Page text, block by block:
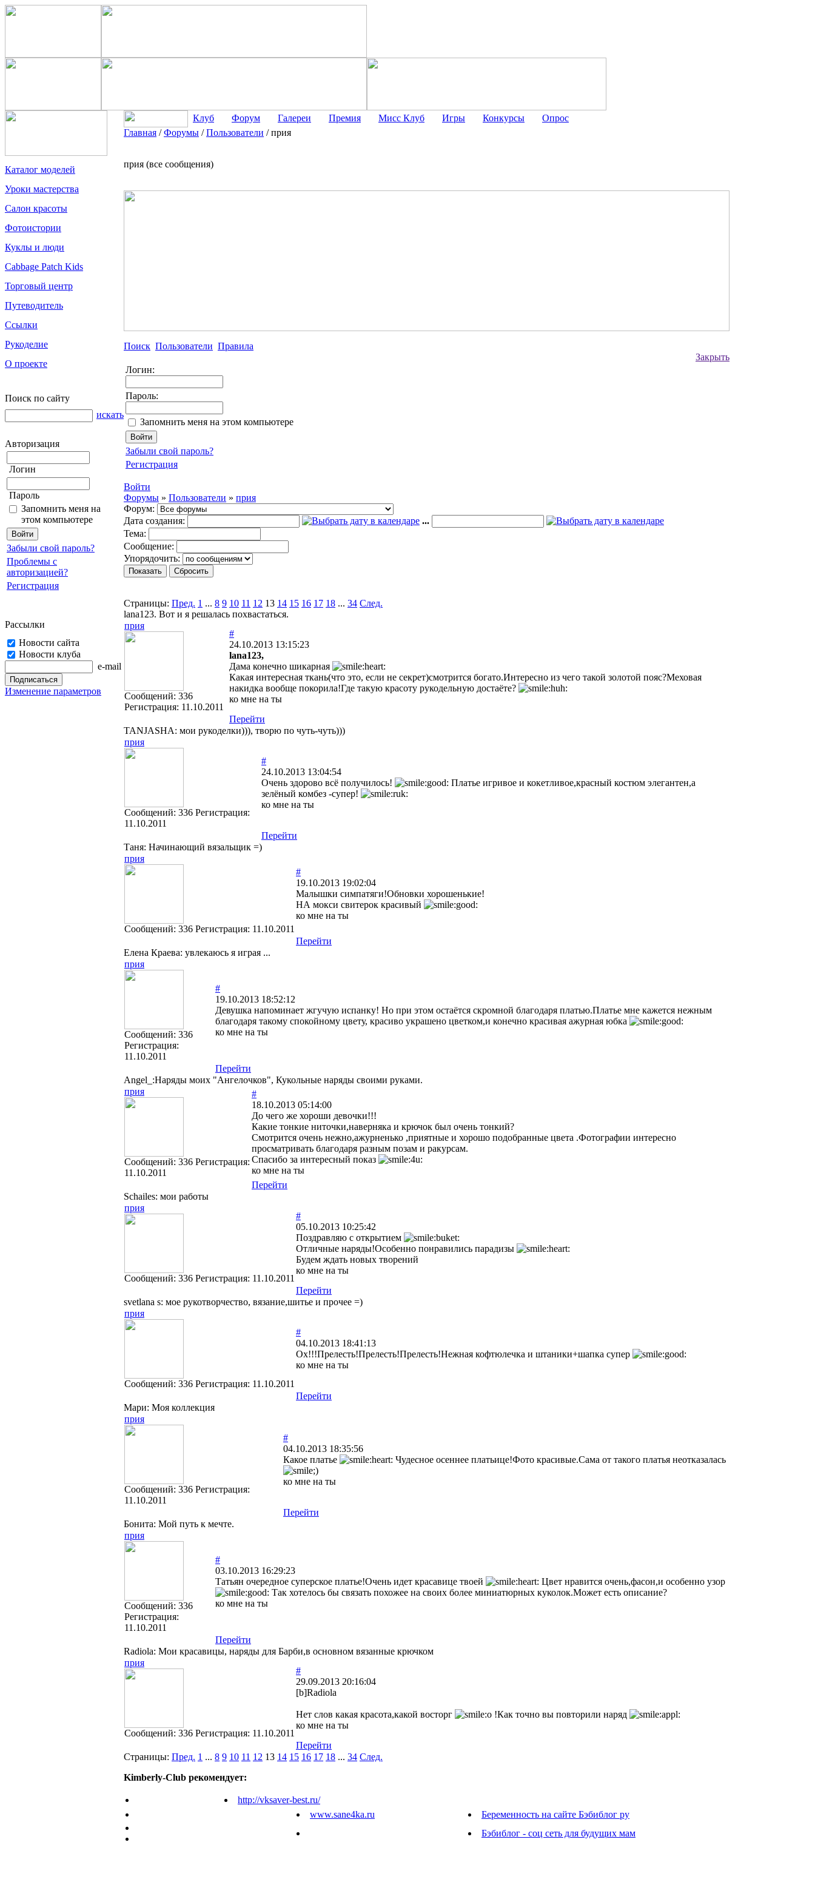
Каталог моделей
Уроки мастерства
Салон красоты
Фотоистории
Куклы и люди
Cabbage Patch Kids
Торговый центр
Путеводитель
Ссылки
Рукоделие
О проекте
Поиск по сайту
искать
Авторизация
Логин
Пароль
Запомнить меня на
этом компьютере
Забыли свой пароль?
Проблемы с
авторизацией?
Регистрация
Рассылки
Новости сайта
Новости клуба
e-mail
Изменение параметров
Клуб Форум Галереи Премия Мисс Клуб Игры Конкурсы
Опрос
Главная /Форумы /Пользователи /прия
прия (все сообщения)
Поиск Пользователи Правила
Закрыть
Логин:
Пароль:
Запомнить меня на этом компьютере
Забыли свой пароль?
Регистрация
Войти
Форумы » Пользователи » прия
Форум:
Дата создания:
...
Тема:
Cooбщение:
Упорядочить:
Страницы: Пред. 1 ... 8 9 10 11 12 13 14 15 16 17 18 ... 34 След.
lana123. Вот и я решалась похвастаться.
прия
Cообщений: 336
Регистрация: 11.10.2011
#
24.10.2013 13:15:23
lana123,
Дама конечно шикарная
Какая интересная ткань(что это, если не секрет)смотрится богато.Интересно из чего такой золотой пояс?Меховая
накидка вообще покорила!Где такую красоту рукодельную достаёте?
ко мне на ты
Перейти
TANJASHA: мои рукоделки))), творю по чуть-чуть)))
прия
Cообщений: 336 Регистрация:
11.10.2011
#
24.10.2013 13:04:54
Очень здорово всё получилось!
Платье игривое и кокетливое,красный костюм элегантен,а
зелёный комбез -супер!
ко мне на ты
Перейти
Таня: Начинающий вязальщик =)
прия
Cообщений: 336 Регистрация: 11.10.2011
#
19.10.2013 19:02:04
Малышки симпатяги!Обновки хорошенькие!
НА мокси свитерок красивый
ко мне на ты
Перейти
Елена Краева: увлекаюсь я играя ...
прия
Cообщений: 336
Регистрация:
11.10.2011
#
19.10.2013 18:52:12
Девушка напоминает жгучую испанку! Но при этом остаётся скромной благодаря платью.Платье мне кажется нежным
благодаря такому спокойному цвету, красиво украшено цветком,и конечно красивая ажурная юбка
ко мне на ты
Перейти
Angel_:Наряды моих "Ангелочков", Кукольные наряды своими руками.
прия
Cообщений: 336 Регистрация:
11.10.2011
#
18.10.2013 05:14:00
До чего же хороши девочки!!!
Какие тонкие ниточки,наверняка и крючок был очень тонкий?
Смотрится очень нежно,ажурненько ,приятные и хорошо подобранные цвета .Фотографии интересно
просматривать благодаря разным позам и ракурсам.
Спасибо за интересный показ
ко мне на ты
Перейти
Schailes: мои работы
прия
Cообщений: 336 Регистрация: 11.10.2011
#
05.10.2013 10:25:42
Поздравляю с открытием
Отличные наряды!Особенно понравились парадизы
Будем ждать новых творений
ко мне на ты
Перейти
svetlana s: мое рукотворчество, вязание,шитье и прочее =)
прия
Cообщений: 336 Регистрация: 11.10.2011
#
04.10.2013 18:41:13
Ох!!!Прелесть!Прелесть!Прелесть!Нежная кофтюлечка и штаники+шапка супер
ко мне на ты
Перейти
Мари: Моя коллекция
прия
Cообщений: 336 Регистрация:
11.10.2011
#
04.10.2013 18:35:56
Какое платье
Чудесное осеннее платьице!Фото красивые.Сама от такого платья неотказалась
ко мне на ты
Перейти
Бонита: Мой путь к мечте.
прия
Cообщений: 336
Регистрация:
11.10.2011
#
03.10.2013 16:29:23
Татьян очередное суперское платье!Очень идет красавице твоей
Цвет нравится очень,фасон,и особенно узор
Так хотелось бы связать похожее на своих более миниатюрных куколок.Может есть описание?
ко мне на ты
Перейти
Radiola: Мои красавицы, наряды для Барби,в основном вязанные крючком
прия
Cообщений: 336 Регистрация: 11.10.2011
#
29.09.2013 20:16:04
[b]Radiolа
Нет слов какая красота,какой восторг
!Как точно вы повторили наряд
ко мне на ты
Перейти
Страницы: Пред. 1 ... 8 9 10 11 12 13 14 15 16 17 18 ... 34 След.
Kimberly-Club рекомендует:
http://vksaver-best.ru/
www.sane4ka.ru
Беременность на сайте Бэбиблог ру
Бэбиблог - соц сеть для будущих мам